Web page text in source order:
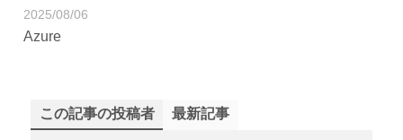
2025/08/06
Azure
この記事の投稿者 最新記事